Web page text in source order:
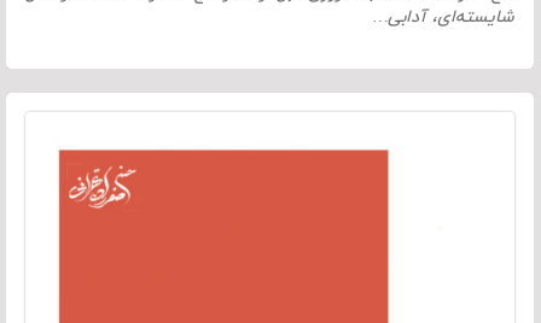
شایسته‌ای، آدابی…